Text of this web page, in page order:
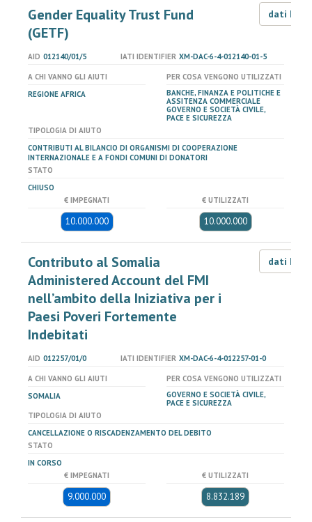
Gender Equality Trust Fund
(GETF)
dati LOD
AID 012140/01/5 IATI IDENTIFIER XM-DAC-6-4-012140-01-5
A CHI VANNO GLI AIUTI
REGIONE AFRICA
PER COSA VENGONO UTILIZZATI
BANCHE, FINANZA E POLITICHE E
ASSITENZA COMMERCIALE
GOVERNO E SOCIETÀ CIVILE,
PACE E SICUREZZA
TIPOLOGIA DI AIUTO
CONTRIBUTI AL BILANCIO DI ORGANISMI DI COOPERAZIONE
INTERNAZIONALE E A FONDI COMUNI DI DONATORI
STATO
CHIUSO
€ IMPEGNATI
10.000.000
€ UTILIZZATI
10.000.000
Contributo al Somalia
Administered Account del FMI
nell’ambito della Iniziativa per i
Paesi Poveri Fortemente
Indebitati
dati LOD
AID 012257/01/0 IATI IDENTIFIER XM-DAC-6-4-012257-01-0
A CHI VANNO GLI AIUTI
SOMALIA
PER COSA VENGONO UTILIZZATI
GOVERNO E SOCIETÀ CIVILE,
PACE E SICUREZZA
TIPOLOGIA DI AIUTO
CANCELLAZIONE O RISCADENZAMENTO DEL DEBITO
STATO
IN CORSO
€ IMPEGNATI
9.000.000
€ UTILIZZATI
8.832.189